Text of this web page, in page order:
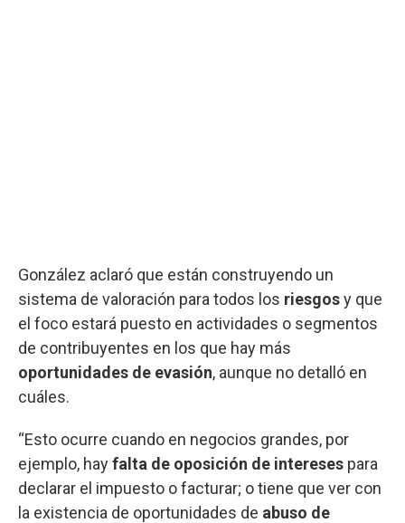
González aclaró que están construyendo un
sistema de valoración para todos los riesgosy que
el foco estará puesto en actividades o segmentos
de contribuyentes en los que hay más
oportunidades de evasión, aunque no detalló en
cuáles.
“Esto ocurre cuando en negocios grandes, por
ejemplo, hayfalta de oposición de intereses para
declarar el impuesto o facturar; o tiene que ver con
la existencia de oportunidades de abuso de